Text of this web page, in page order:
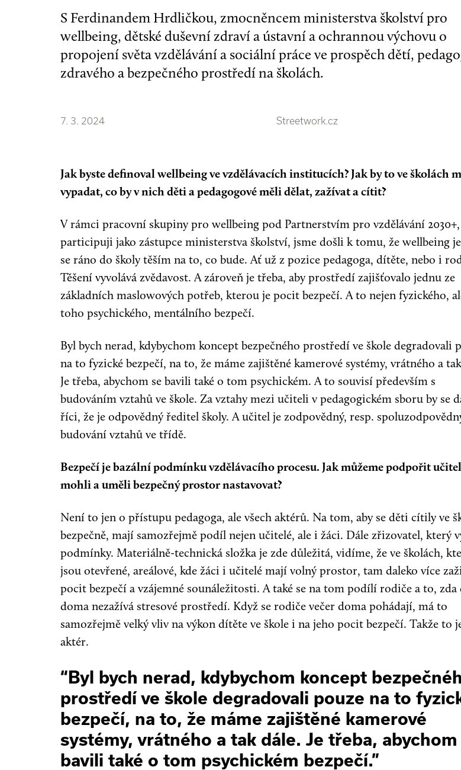
S Ferdinandem Hrdličkou, zmocněncem ministerstva školství pro
wellbeing, dětské duševní zdraví a ústavní a ochrannou výchovu o
propojení světa vzdělávání a sociální práce ve prospěch dětí,
zdravého a bezpečného prostředí na školách.
7. 3. 2024 Streetwork.cz
Jak byste definoval wellbeing ve vzdělávacích institucích? Jak by to ve školách
vypadat, co by v nich děti a pedagogové měli dělat, zažívat a cítit?
V rámci pracovní skupiny pro wellbeing pod Partnerstvím pro vzdělávání
participuji jako zástupce ministerstva školství, jsme došli k tomu, že wellbeing
se ráno do školy těším na to, co bude. Ať už z pozice pedagoga, dítěte, nebo i
Těšení vyvolává zvědavost. A zároveň je třeba, aby prostředí zajišťovalo jednu ze
základních maslowových potřeb, kterou je pocit bezpečí. A to nejen fyzického,
toho psychického, mentálního bezpečí.
Byl bych nerad, kdybychom koncept bezpečného prostředí ve škole degradovali
na to fyzické bezpečí, na to, že máme zajištěné kamerové systémy, vrátného a
Je třeba, abychom se bavili také o tom psychickém. A to souvisí především s
budováním vztahů ve škole. Za vztahy mezi učiteli v pedagogickém sboru by se
říci, že je odpovědný ředitel školy. A učitel je zodpovědný, resp.
budování vztahů ve třídě.
Bezpečí je bazální podmínku vzdělávacího procesu. Jak můžeme podpořit
mohli a uměli bezpečný prostor nastavovat?
Není to jen o přístupu pedagoga, ale všech aktérů. Na tom, aby se děti cítily ve
bezpečně, mají samozřejmě podíl nejen učitelé, ale i žáci. Dále zřizovatel, který
podmínky. Materiálně-technická složka je zde důležitá, vidíme, že ve školách,
jsou otevřené, areálové, kde žáci i učitelé mají volný prostor, tam daleko více
pocit bezpečí a vzájemné sounáležitosti. A také se na tom podílí rodiče a to, zda
doma nezažívá stresové prostředí. Když se rodiče večer doma pohádají, má to
samozřejmě velký vliv na výkon dítěte ve škole i na jeho pocit bezpečí. Takže to
aktér.
“Byl bych nerad, kdybychom koncept
prostředí ve škole degradovali pouze na to
bezpečí, na to, že máme zajištěné kamerové
systémy, vrátného a tak dále. Je třeba, abychom
bavili také o tom psychickém bezpečí.”